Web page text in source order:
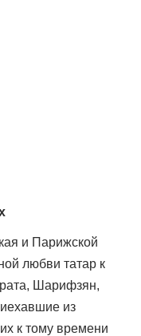
и Парижской
любви татар к
Шарифзян,
из
к тому времени